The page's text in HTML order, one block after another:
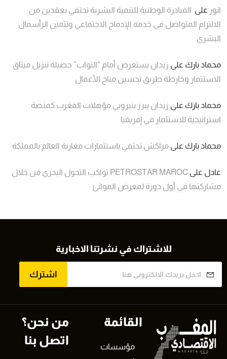
انور على المبادرة الوطنية للتنمية البشرية تحتفي بعقدين من
الالتزام المتواصل في خدمة الإدماج الاجتماعي وتثمين الرأسمال
البشري
محماد بارك على زيدان يستعرض أمام “النواب” حصيلة تنزيل ميثاق
الاستثمار وخارطة طريق تحسين مناخ الأعمال
محماد بارك على زيدان يبرز بنيروبي مؤهلات المغرب كمنصة
استراتيجية للاستثمار في إفريقيا
محماد بارك على مراكش تحتفي باستثمارات مغاربة العالم بالمملكة
عادل على
PETROSTAR MAROC تواكب التحول البحري من خلال
مشاركتها في أول دورة لمعرض الموانئ
للاشتراك في نشرتنا الاخبارية
اشترك
القائمة
مؤسسات
من نحن؟
اتصل بنا